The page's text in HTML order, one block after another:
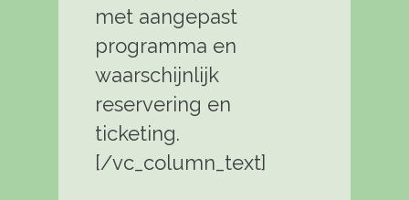
met aangepast
programma en
waarschijnlijk
reservering en
ticketing.
[/vc_column_text]